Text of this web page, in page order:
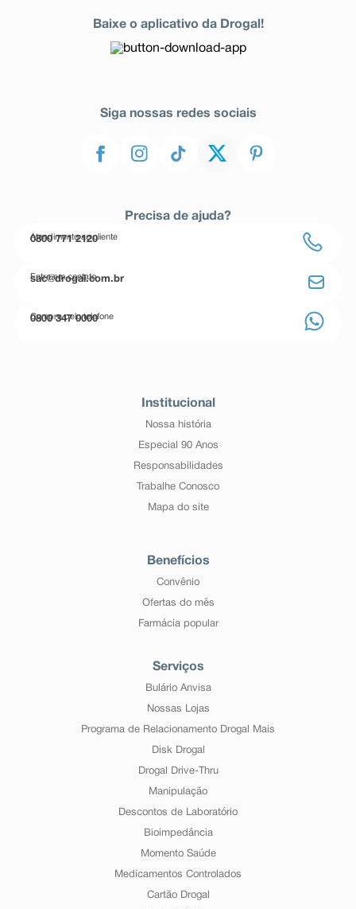
Baixe o aplicativo da Drogal!
Siga nossas redes sociais
Precisa de ajuda?
Atendimento ao cliente
0800 771 2120
Entre em contato
sac@drogal.com.br
Compre pelo telefone
0800 347 0000
Institucional
Nossa história
Especial 90 Anos
Responsabilidades
Trabalhe Conosco
Mapa do site
Benefícios
Convênio
Ofertas do mês
Farmácia popular
Serviços
Bulário Anvisa
Nossas Lojas
Programa de Relacionamento Drogal Mais
Disk Drogal
Drogal Drive-Thru
Manipulação
Descontos de Laboratório
Bioimpedância
Momento Saúde
Medicamentos Controlados
Cartão Drogal